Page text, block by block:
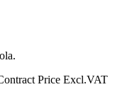
Price Excl.VAT